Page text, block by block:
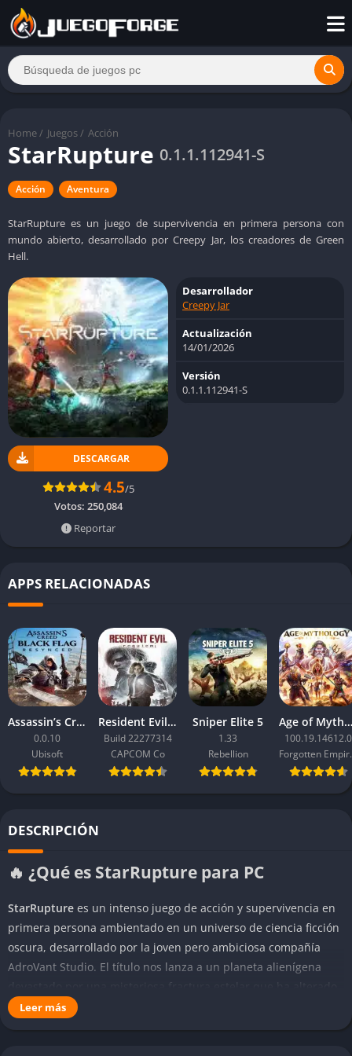
Home / Juegos / Acción
StarRupture 0.1.1.112941-S
Acción Aventura
StarRupture es un juego de supervivencia en primera persona con
mundo abierto, desarrollado por Creepy Jar, los creadores de Green
Hell.
DESCARGAR
4.5/5
Votos: 250,084
Reportar
Desarrollador
Creepy Jar
Actualización
14/01/2026
Versión
0.1.1.112941-S
APPS RELACIONADAS
Assassin’s Creed Black Flag Resynced
0.0.10
Ubisoft
Resident Evil Requiem
Build 22277314
CAPCOM Co
Sniper Elite 5
1.33
Rebellion
Age of Mythology: Retold
100.19.14612.0
DESCRIPCIÓN
🔥 ¿Qué es StarRupture para PC
StarRupture es un intenso juego de acción y supervivencia en
primera persona ambientado en un universo de ciencia ficción
oscura, desarrollado por la joven pero ambiciosa compañía
AdroVant Studio. El título nos lanza a un planeta alienígena
devastado por una misteriosa fractura estelar que ha alterado
la realidad misma, generando zonas inestables donde la
Leer más